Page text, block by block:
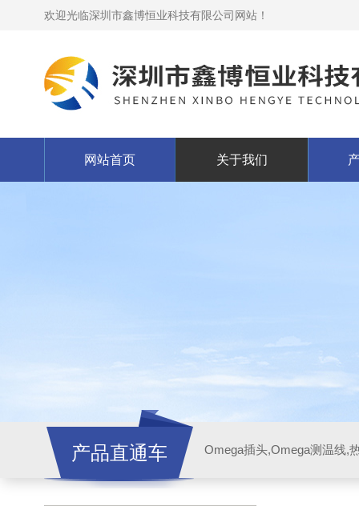
欢迎光临深圳市鑫博恒业科技有限公司网站！
网站首页 关于我们
产品直通车